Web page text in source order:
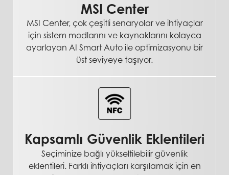
MSI Center
MSI Center, çok çeşitli senaryolar ve ihtiyaçlar
için sistem modlarını ve kaynaklarını kolayca
ayarlayan AI Smart Auto ile optimizasyonu bir
üst seviyeye taşıyor.
Kapsamlı Güvenlik Eklentileri
Seçiminize bağlı yükseltilebilir güvenlik
eklentileri. Farklı ihtiyaçları karşılamak için en